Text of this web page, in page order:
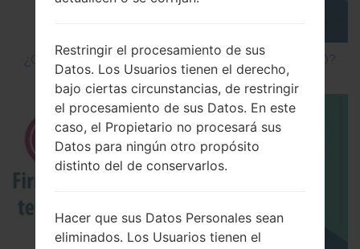
¿Cómo hacer Reinicio Completo en LG G5 H850?
Restringir el procesamiento de sus
Datos. Los Usuarios tienen el derecho,
bajo ciertas circunstancias, de restringir
el procesamiento de sus Datos. En este
caso, el Propietario no procesará sus
Datos para ningún otro propósito
distinto del de conservarlos.
Hacer que sus Datos Personales sean
eliminados. Los Usuarios tienen el